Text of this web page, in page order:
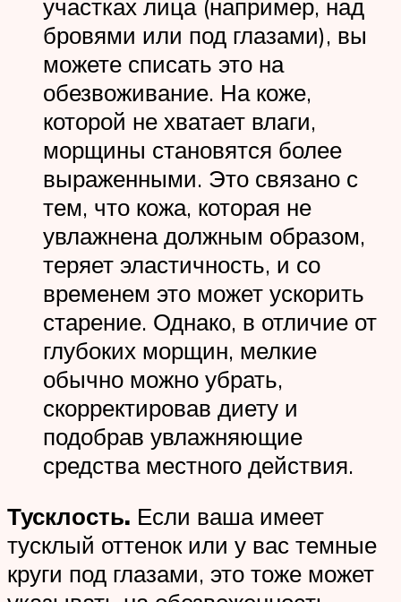
участках лица (например, над
бровями или под глазами), вы
можете списать это на
обезвоживание. На коже,
которой не хватает влаги,
морщины становятся более
выраженными. Это связано с
тем, что кожа, которая не
увлажнена должным образом,
теряет эластичность, и со
временем это может ускорить
старение. Однако, в отличие от
глубоких морщин, мелкие
обычно можно убрать,
скорректировав диету и
подобрав увлажняющие
средства местного действия.
Тусклость. Если ваша имеет
тусклый оттенок или у вас темные
круги под глазами, это тоже может